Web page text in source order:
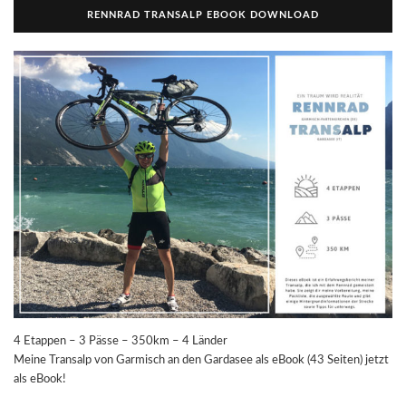
RENNRAD TRANSALP EBOOK DOWNLOAD
4 Etappen – 3 Pässe – 350km – 4 Länder
Meine Transalp von Garmisch an den Gardasee als eBook (43 Seiten) jetzt
als eBook!